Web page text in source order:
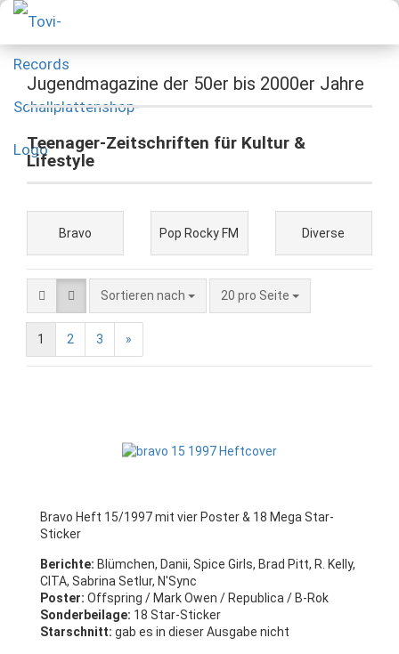
Jugendmagazine der 50er bis 2000er Jahre
Teenager-Zeitschriften für Kultur &
Lifestyle
Bravo Pop Rocky FM Diverse
Sortieren nach 20 pro Seite
1 2 3 »
Bravo Heft 15/1997 mit vier Poster & 18 Mega Star-
Sticker
Berichte: Blümchen, Danii, Spice Girls, Brad Pitt, R. Kelly,
CITA, Sabrina Setlur, N'Sync
Poster: Offspring / Mark Owen / Republica / B-Rok
Sonderbeilage: 18 Star-Sticker
Starschnitt: gab es in dieser Ausgabe nicht